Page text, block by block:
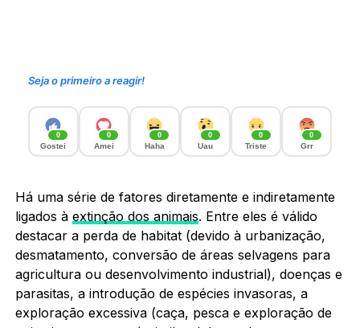
Seja o primeiro a reagir!
0
Gostei
0
Amei
0
Haha
0
Uau
0
Triste
0
Grr
Há uma série de fatores diretamente e indiretamente
ligados à extinção dos animais. Entre eles é válido
destacar a perda de habitat (devido à urbanização,
desmatamento, conversão de áreas selvagens para
agricultura ou desenvolvimento industrial), doenças e
parasitas, a introdução de espécies invasoras, a
exploração excessiva (caça, pesca e exploração de